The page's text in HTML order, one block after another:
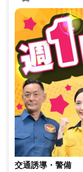
交通誘導・警備